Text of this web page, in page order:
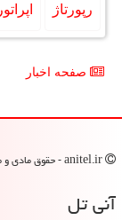
رپورتاژ اپراتور
صفحه اخبار
آنی تل